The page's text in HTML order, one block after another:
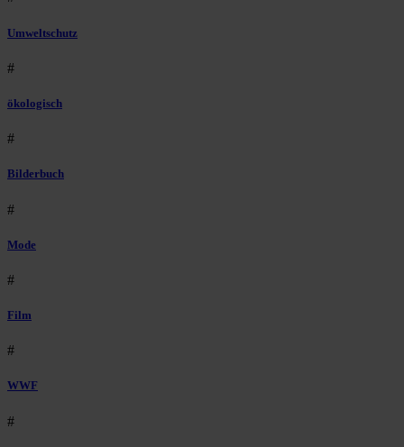
Umweltschutz
#
ökologisch
#
Bilderbuch
#
Mode
#
Film
#
WWF
#